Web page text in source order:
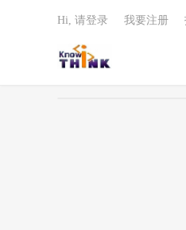
Hi, 请登录 我要注册